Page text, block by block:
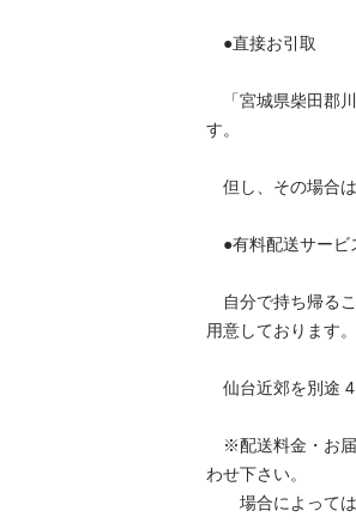
●直接お引取
「宮城県柴田郡
す。
但し、その場合
●有料配送サービ
自分で持ち帰る
用意しております。
仙台近郊を別途
※配送料金・お届
わせ下さい。
場合によっては